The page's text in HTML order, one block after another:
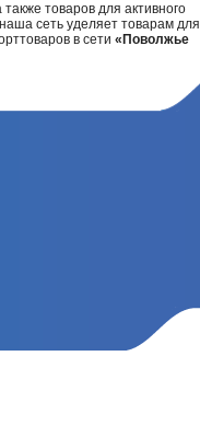
товаров для активного
сеть уделяет товарам для
в сети «Поволжье